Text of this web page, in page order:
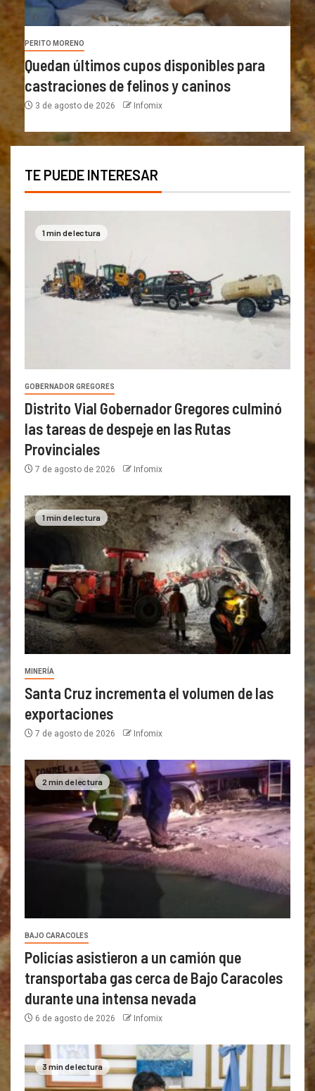
PERITO MORENO
Quedan últimos cupos disponibles para
castraciones de felinos y caninos
3 de agosto de 2026 Infomix
TE PUEDE INTERESAR
1 min de lectura
GOBERNADOR GREGORES
Distrito Vial Gobernador Gregores culminó
las tareas de despeje en las Rutas
Provinciales
7 de agosto de 2026 Infomix
1 min de lectura
MINERÍA
Santa Cruz incrementa el volumen de las
exportaciones
7 de agosto de 2026 Infomix
2 min de lectura
BAJO CARACOLES
Policías asistieron a un camión que
transportaba gas cerca de Bajo Caracoles
durante una intensa nevada
6 de agosto de 2026 Infomix
3 min de lectura